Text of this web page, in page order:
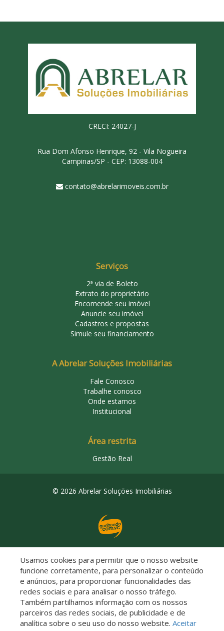
Saiba mais sobre este imóvel!
CRECI: 24027-J
Rua Dom Afonso Henrique, 92 - Vila Nogueira
Campinas/SP - CEP: 13088-004
contato@abrelarimoveis.com.br
Serviços
2ª via de Boleto
Extrato do proprietário
Encomende seu imóvel
Anuncie seu imóvel
Cadastros e propostas
Simule seu financiamento
A Abrelar Soluções Imobiliárias
Fale Conosco
Trabalhe conosco
Onde estamos
Institucional
Área restrita
Gestão Real
© 2026 Abrelar Soluções Imobiliárias
Descomplicado por:
Usamos cookies para permitir que o nosso website
funcione corretamente, para personalizar o conteúdo
e anúncios, para proporcionar funcionalidades das
redes sociais e para analisar o nosso tráfego.
Também partilhamos informação com os nossos
parceiros das redes sociais, de publicidade e de
analítica sobre o seu uso do nosso website. Aceitar